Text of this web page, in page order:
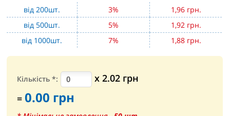
від 200шт.
3%
1,96 грн.
від 500шт.
5%
1,92 грн.
від 1000шт.
7% 1,88 грн.
Кількість*: х2.02 грн
=0.00 грн